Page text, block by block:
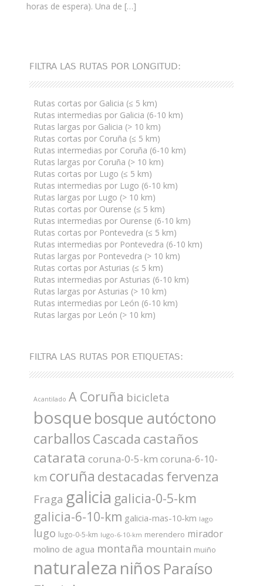
horas de espera). Una de […]
FILTRA LAS RUTAS POR LONGITUD:
Rutas cortas por Galicia (≤ 5 km)
Rutas intermedias por Galicia (6-10 km)
Rutas largas por Galicia (> 10 km)
Rutas cortas por Coruña (≤ 5 km)
Rutas intermedias por Coruña (6-10 km)
Rutas largas por Coruña (> 10 km)
Rutas cortas por Lugo (≤ 5 km)
Rutas intermedias por Lugo (6-10 km)
Rutas largas por Lugo (> 10 km)
Rutas cortas por Ourense (≤ 5 km)
Rutas intermedias por Ourense (6-10 km)
Rutas cortas por Pontevedra (≤ 5 km)
Rutas intermedias por Pontevedra (6-10 km)
Rutas largas por Pontevedra (> 10 km)
Rutas cortas por Asturias (≤ 5 km)
Rutas intermedias por Asturias (6-10 km)
Rutas largas por Asturias (> 10 km)
Rutas intermedias por León (6-10 km)
Rutas largas por León (> 10 km)
FILTRA LAS RUTAS POR ETIQUETAS:
Acantilado A Coruña bicicleta
bosque bosque autóctono
carballos Cascada castaños
catarata coruna-0-5-km coruna-6-10-
km coruña destacadas fervenza
Fraga galicia galicia-0-5-km
galicia-6-10-km galicia-mas-10-km lago
lugo lugo-0-5-km lugo-6-10-km merendero mirador
molino de agua montaña mountain muiño
naturaleza niños Paraíso